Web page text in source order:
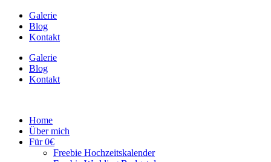
Galerie
Blog
Kontakt
Galerie
Blog
Kontakt
Home
Über mich
Für 0€
Freebie Hochzeitskalender